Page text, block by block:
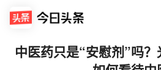
中医药只是“安慰剂”吗